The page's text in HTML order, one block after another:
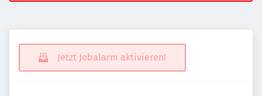
Jetzt Jobalarm aktivieren!